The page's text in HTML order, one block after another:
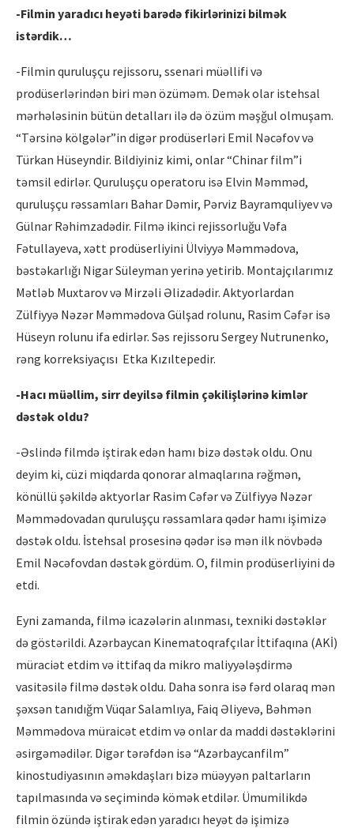
-Filmin yaradıcı heyəti barədə fikirlərinizi bilmək
istərdik…
-Filmin quruluşçu rejissoru, ssenari müəllifi və
prodüserlərindən biri mən özüməm. Demək olar istehsal
mərhələsinin bütün detalları ilə də özüm məşğul olmuşam.
“Tərsinə kölgələr”in digər prodüserləri Emil Nəcəfov və
Türkan Hüseyndir. Bildiyiniz kimi, onlar “Chinar film”i
təmsil edirlər. Quruluşçu operatoru isə Elvin Məmməd,
quruluşçu rəssamları Bahar Dəmir, Pərviz Bayramquliyev və
Gülnar Rəhimzadədir. Filmə ikinci rejissorluğu Vəfa
Fətullayeva, xətt prodüserliyini Ülviyyə Məmmədova,
bəstəkarlığı Nigar Süleyman yerinə yetirib. Montajçılarımız
Mətləb Muxtarov və Mirzəli Əlizadədir. Aktyorlardan
Zülfiyyə Nəzər Məmmədova Gülşad rolunu, Rasim Cəfər isə
Hüseyn rolunu ifa edirlər. Səs rejissoru Sergey Nutrunenko,
rəng korreksiyaçısı Etka Kızıltepedir.
-Hacı müəllim, sirr deyilsə filmin çəkilişlərinə kimlər
dəstək oldu?
-Əslində filmdə iştirak edən hamı bizə dəstək oldu. Onu
deyim ki, cüzi miqdarda qonorar almaqlarına rəğmən,
könüllü şəkildə aktyorlar Rasim Cəfər və Zülfiyyə Nəzər
Məmmədovadan quruluşçu rəssamlara qədər hamı işimizə
dəstək oldu. İstehsal prosesinə qədər isə mən ilk növbədə
Emil Nəcəfovdan dəstək gördüm. O, filmin prodüserliyini də
etdi.
Eyni zamanda, filmə icazələrin alınması, texniki dəstəklər
də göstərildi. Azərbaycan Kinematoqrafçılar İttifaqına (AKİ)
müraciət etdim və ittifaq da mikro maliyyələşdirmə
vasitəsilə filmə dəstək oldu. Daha sonra isə fərd olaraq mən
şəxsən tanıdığm Vüqar Salamlıya, Faiq Əliyevə, Bəhmən
Məmmədova müraicət etdim və onlar da maddi dəstəklərini
əsirgəmədilər. Digər tərəfdən isə “Azərbaycanfilm”
kinostudiyasının əməkdaşları bizə müəyyən paltarların
tapılmasında və seçimində kömək etdilər. Ümumilikdə
filmin özündə iştirak edən yaradıcı heyət də işimizə